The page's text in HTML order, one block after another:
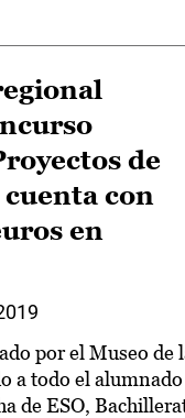
de
cuenta con
en
por el Museo de
a todo el alumnado
de ESO,